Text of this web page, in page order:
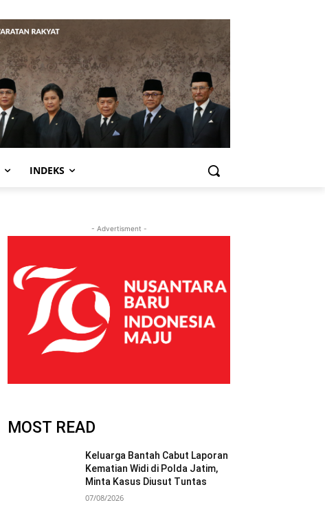
INDEKS
- Advertisment -
MOST READ
Keluarga Bantah Cabut Laporan
Kematian Widi di Polda Jatim,
Minta Kasus Diusut Tuntas
07/08/2026